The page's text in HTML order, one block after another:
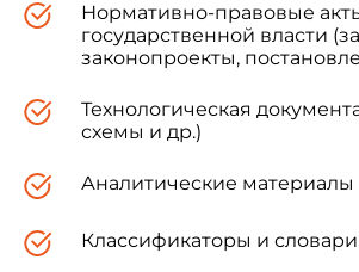
Нормативно-правовые
государственной власти
законопроекты,
Технологическая
схемы и др.)
Аналитические материалы
Классификаторы и словари